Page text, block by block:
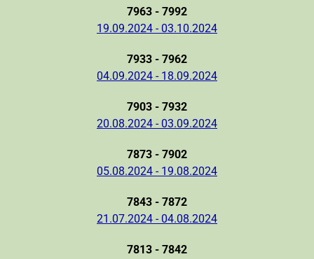
7963 - 7992
19.09.2024 - 03.10.2024
7933 - 7962
04.09.2024 - 18.09.2024
7903 - 7932
20.08.2024 - 03.09.2024
7873 - 7902
05.08.2024 - 19.08.2024
7843 - 7872
21.07.2024 - 04.08.2024
7813 - 7842